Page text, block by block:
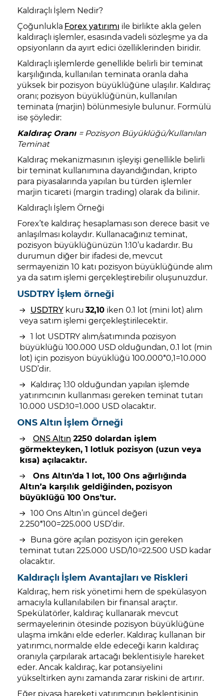
Kaldıraçlı İşlem Nedir?
Çoğunlukla Forex yatırımı ile birlikte akla gelen
kaldıraçlı işlemler, esasında vadeli sözleşme ya da
opsiyonların da ayırt edici özelliklerinden biridir.
Kaldıraçlı işlemlerde genellikle belirli bir teminat
karşılığında, kullanılan teminata oranla daha
yüksek bir pozisyon büyüklüğüne ulaşılır. Kaldıraç
oranı; pozisyon büyüklüğünün, kullanılan
teminata (marjin) bölünmesiyle bulunur. Formülü
ise şöyledir:
KaldıraçOranı = Pozisyon Büyüklüğü/Kullanılan
Teminat
Kaldıraç mekanizmasının işleyişi genellikle belirli
bir teminat kullanımına dayandığından, kripto
para piyasalarında yapılan bu türden işlemler
marjin ticareti (margin trading) olarak da bilinir.
Kaldıraçlı İşlem Örneği
Forex’te kaldıraç hesaplaması son derece basit ve
anlaşılması kolaydır. Kullanacağınız teminat,
pozisyon büyüklüğünüzün 1:10’u kadardır. Bu
durumun diğer bir ifadesi de, mevcut
sermayenizin 10 katı pozisyon büyüklüğünde alım
ya da satım işlemi gerçekleştirebilir oluşunuzdur.
USDTRY İşlem örneği
USDTRYkuru32,10 iken 0.1 lot (mini lot) alım
veya satım işlemi gerçekleştirilecektir.
1 lot USDTRY alım/satımında pozisyon
büyüklüğü 100.000 USD olduğundan, 0.1 lot (mini
lot) için pozisyon büyüklüğü 100.000*0,1=10.000
USD’dir.
Kaldıraç 1:10 olduğundan yapılan işlemde
yatırımcının kullanması gereken teminat tutarı
10.000 USD:10=1.000 USD olacaktır.
ONS Altın İşlem Örneği
ONS Altın 2250 dolardan işlem
görmekteyken, 1 lotluk pozisyon (uzun veya
kısa) açılacaktır.
Ons Altın’da 1 lot, 100 Ons ağırlığında
Altın’a karşılık geldiğinden, pozisyon
büyüklüğü 100 Ons’tur.
100 Ons Altın’ın güncel değeri
2.250*100=225.000 USD’dir.
Buna göre açılan pozisyon için gereken
teminat tutarı 225.000 USD/10=22.500 USD kadar
olacaktır.
Kaldıraçlı İşlem Avantajları ve Riskleri
Kaldıraç, hem risk yönetimi hem de spekülasyon
amacıyla kullanılabilen bir finansal araçtır.
Spekülatörler, kaldıraç kullanarak mevcut
sermayelerinin ötesinde pozisyon büyüklüğüne
ulaşma imkânı elde ederler. Kaldıraç kullanan bir
yatırımcı, normalde elde edeceği karın kaldıraç
oranıyla çarpılarak artacağı beklentisiyle hareket
eder. Ancak kaldıraç, kar potansiyelini
yükseltirken aynı zamanda zarar riskini de artırır.
Eğer piyasa hareketi yatırımcının beklentisinin